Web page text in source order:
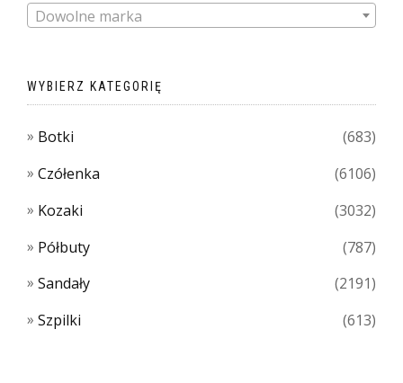
Dowolne marka
WYBIERZ KATEGORIĘ
Botki
(683)
Czółenka
(6106)
Kozaki
(3032)
Półbuty
(787)
Sandały
(2191)
Szpilki
(613)